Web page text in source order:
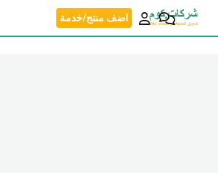
انتقل
اضف منتج/خدمة